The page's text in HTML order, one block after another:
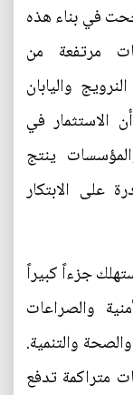
في بناء هذه
مرتفعة من
واليابان
الاستثمار في
ينتج
على الابتكار
جزءاً كبيراً
والصراعات
والتنمية.
متراكمة تدفع